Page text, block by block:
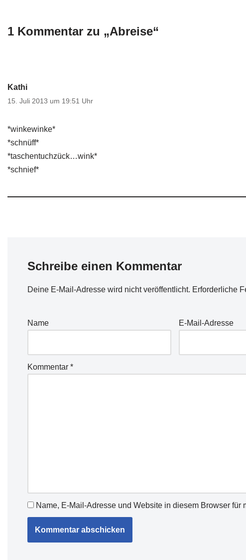
1 Kommentar zu „Abreise“
Kathi
15. Juli 2013 um 19:51 Uhr
*winkewinke*
*schnüff*
*taschentuchzück…wink*
*schnief*
Schreibe einen Kommentar
Deine E-Mail-Adresse wird nicht veröffentlicht. Erforderliche
Name E-Mail-Adresse
Kommentar *
Name, E-Mail-Adresse und Website in diesem Browser für